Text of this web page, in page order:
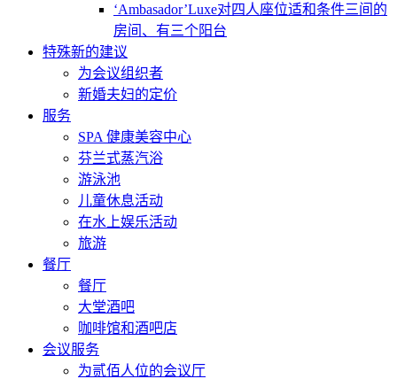
‘Ambasador’Luxe对四人座位适和条件三间的
房间、有三个阳台
特殊新的建议
为会议组织者
新婚夫妇的定价
服务
SPA 健康美容中心
芬兰式蒸汽浴
游泳池
儿童休息活动
在水上娱乐活动
旅游
餐厅
餐厅
大堂酒吧
咖啡馆和酒吧店
会议服务
为贰佰人位的会议厅